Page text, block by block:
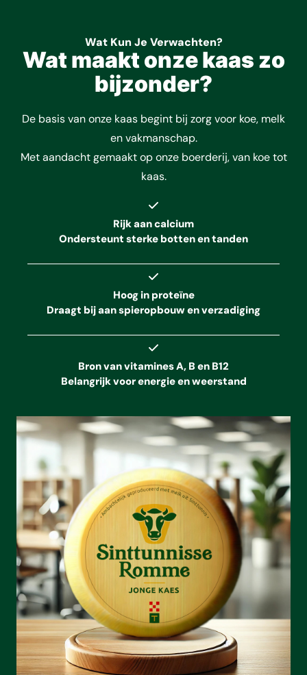
Wat Kun Je Verwachten?
Wat maakt onze kaas zo
bijzonder?
De basis van onze kaas begint bij zorg voor koe, melk
en vakmanschap.
Met aandacht gemaakt op onze boerderij, van koe tot
kaas.
Rijk aan calcium
Ondersteunt sterke botten en tanden
Hoog in proteïne
Draagt bij aan spieropbouw en verzadiging
Bron van vitamines A, B en B12
Belangrijk voor energie en weerstand